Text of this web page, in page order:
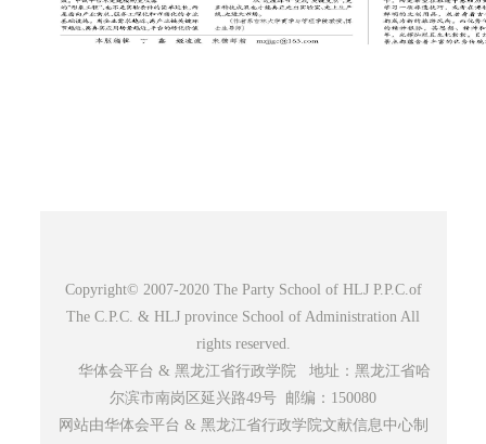
Copyright© 2007-2020 The Party School of HLJ P.P.C.of
The C.P.C. & HLJ province School of Administration All
rights reserved.
华体会平台 & 黑龙江省行政学院 地址：黑龙江省哈
尔滨市南岗区延兴路49号 邮编：150080
网站由华体会平台 & 黑龙江省行政学院文献信息中心制